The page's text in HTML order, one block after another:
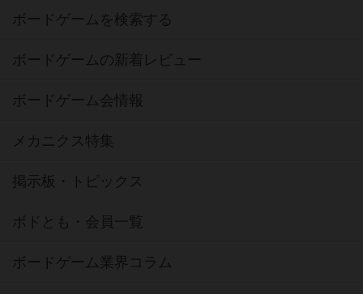
ボードゲームを検索する
ボードゲームの新着レビュー
ボードゲーム会情報
メカニクス特集
掲示板・トピックス
ボドとも・会員一覧
ボードゲーム業界コラム